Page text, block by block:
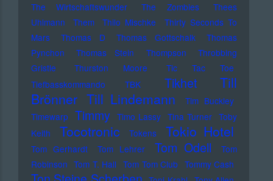
The Wirtschaftswunder
The Zombies
Thees
Uhlmann
Them Thilo Mischke
Thirty Seconds To
Mars
Thomas D Thomas Gottschalk
Thomas
Pynchon
Thomas Stein Thompson
Throbbing
Gristle
Thurston Moore
Tic Tac Toe
Tiefbasskommando TBK
Tikhet
Till
Brönner Till Lindemann
Tim Buckley
Timewarp Timmy Timo Lassy Tina Turner Toby
Keith
Tocotronic Tokens Tokio Hotel
Tom Gerhardt Tom Lehrer Tom Odell
Tom
Robinson Tom T. Hall Tom Tom Club Tommy Cash